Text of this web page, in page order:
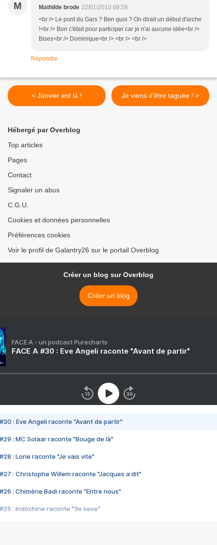
M Mathilde brode 22/01/2010 08:58
<br /> Le pont du Gars ? Ben quoi ? On dirait un début d'arche
!<br /> Bon c'était pour participer car je n'ai aucune idée<br />
Bises<br /> Dominique<br /> <br /> <br />
Répondre
< Janvier est là ! Je viens d'être taguée ! >
Hébergé par Overblog
Top articles
Pages
Contact
Signaler un abus
C.G.U.
Cookies et données personnelles
Préférences cookies
Voir le profil de Galantry26 sur le portail Overblog
Créer un blog sur Overblog
Créer un blog
FACE A - un podcast Purecharts
FACE A #30 : Eve Angeli raconte "Avant de partir"
#30 : Eve Angeli raconte "Avant de partir"
#29 : MC Solaar raconte "Bouge de là"
#28 : Lorie raconte "Je vais vite"
#27 : Christophe Willem raconte "Jacques a dit"
#26 : Chimène Badi raconte "Entre nous"
#25 : Indochine raconte "3e sexe"